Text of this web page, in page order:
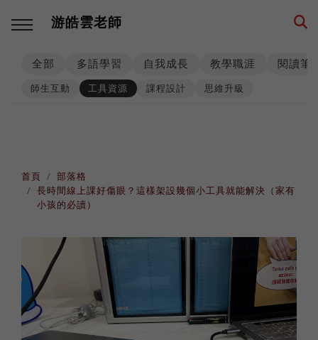
游皓雲老師
回主選單
西班牙語
數位工具
英語
法語
回主選單
高效生產
人生規劃
專業精進
職場倫理
回主選單
工具資源
課程設計
思維升級
回主選單
事業經營
思考模式
從零到一
回主選單
各國遊記
深度充電
異國美食
回主選單
身心健康
階段里程
異國婚姻
棒球魂
全部 多語學習 自我成長 教學職涯 閱讀筆
師生互動 工具資源 課程設計 思維升級
首頁
部落格
長時間線上課好傷眼？這樣架設幾個小工具就能解決（家有
小孩的必讀）